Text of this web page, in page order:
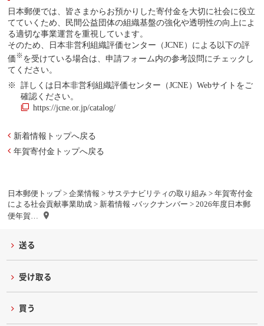
日本郵便トップ> 企業情報 > サステナビリティの取り組み> 年賀寄付金
による社会貢献事業助成> 新着情報 -バックナンバー > 2026年度日本郵
便年賀…
日本郵便では、皆さまからお預かりした寄付金を大切に社会に役立
てていくため、民間公益団体の組織基盤の強化や透明性の向上によ
る適切な事業運営を重視しています。
そのため、日本非営利組織評価センター（JCNE）による以下の評
価※を受けている場合は、申請フォーム内の参考設問にチェックし
てください。
詳しくは日本非営利組織評価センター（JCNE）Webサイトをご
確認ください。
https://jcne.or.jp/catalog/
新着情報トップへ戻る
年賀寄付金トップへ戻る
送る
受け取る
買う